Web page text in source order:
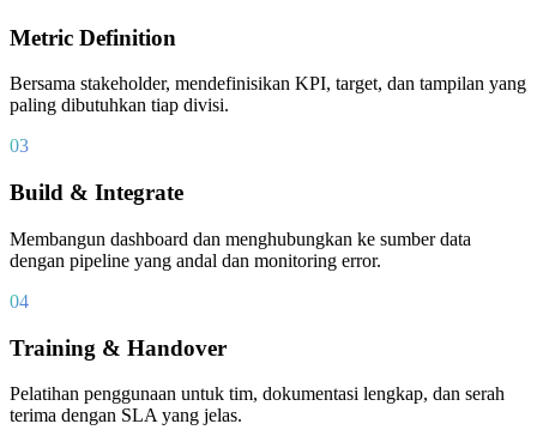
Metric Definition
Bersama stakeholder, mendefinisikan KPI, target, dan tampilan yang
paling dibutuhkan tiap divisi.
03
Build & Integrate
Membangun dashboard dan menghubungkan ke sumber data
dengan pipeline yang andal dan monitoring error.
04
Training & Handover
Pelatihan penggunaan untuk tim, dokumentasi lengkap, dan serah
terima dengan SLA yang jelas.